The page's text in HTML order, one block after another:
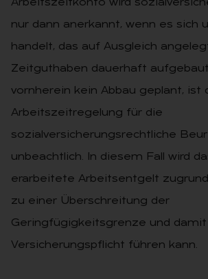
Arbeitszeitkonto wird
nur dann anerkannt, wenn es sich
handelt, das auf Ausgleich
Zeitguthaben dauerhaft
vornherein kein Abbau geplant, ist
Arbeitszeitregelung für die
sozialversicherungsrechtliche
unbeachtlich. In diesem Fall wird
erarbeitete Arbeitsentgelt
zu einer Überschreitung der
Geringfügigkeitsgrenze und
Versicherungspflicht führen kann.